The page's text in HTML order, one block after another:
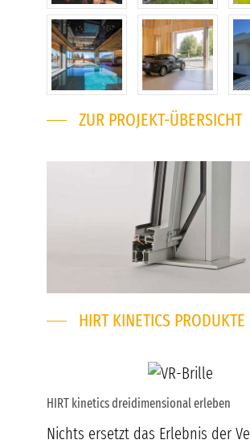
ZUR PROJEKT-ÜBERSICHT
HIRT KINETICS PRODUKTE
HIRT kinetics dreidimensional erleben
Nichts ersetzt das Erlebnis der